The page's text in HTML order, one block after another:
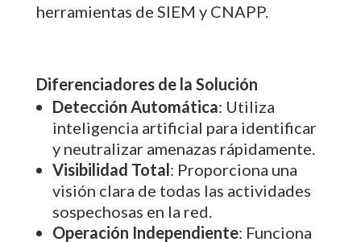
herramientas de SIEM y CNAPP.
Diferenciadores de la Solución
Detección Automática: Utiliza
inteligencia artificial para identificar
y neutralizar amenazas rápidamente.
Visibilidad Total: Proporciona una
visión clara de todas las actividades
sospechosas en la red.
Operación Independiente: Funciona